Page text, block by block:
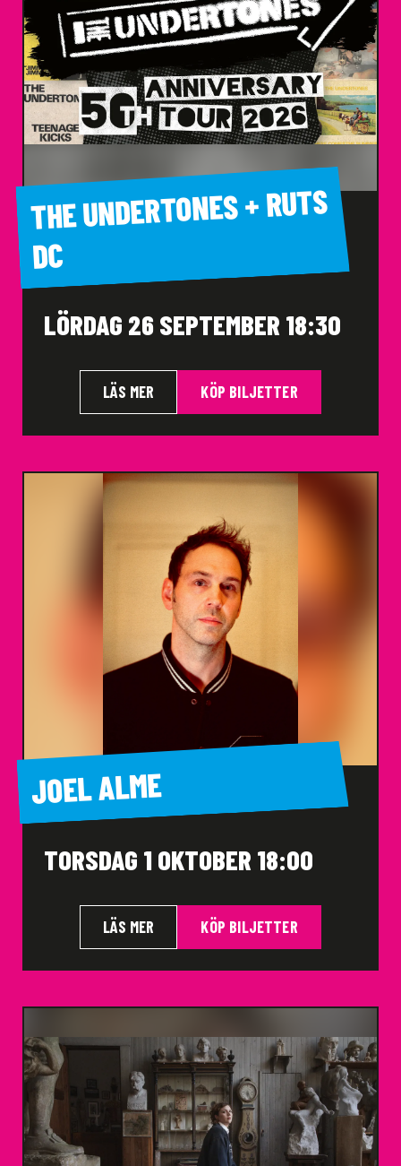
THE UNDERTONES + RUTS
DC
LÖRDAG 26 SEPTEMBER 18:30
LÄS MER KÖP BILJETTER
JOEL ALME
TORSDAG 1 OKTOBER 18:00
LÄS MER KÖP BILJETTER